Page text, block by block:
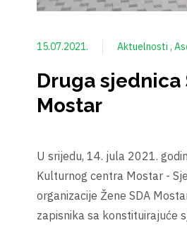
15.07.2021. Aktuelnosti
Druga sjednica
Mostar
U srijedu, 14. jula 2021.
Kulturnog centra Mostar -
organizacije Žene SDA
zapisnika sa konstituirajuće